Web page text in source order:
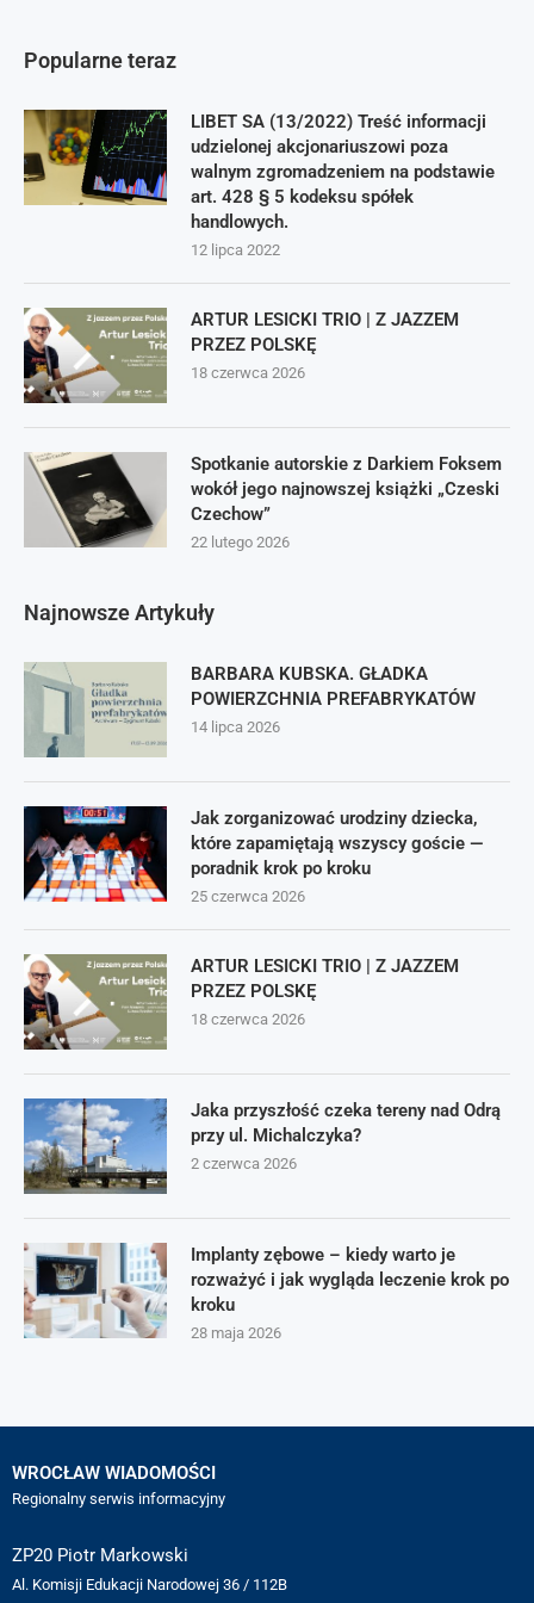
Popularne teraz
LIBET SA (13/2022) Treść informacji
udzielonej akcjonariuszowi poza
walnym zgromadzeniem na podstawie
art. 428 § 5 kodeksu spółek
handlowych.
12 lipca 2022
ARTUR LESICKI TRIO | Z JAZZEM
PRZEZ POLSKĘ
18 czerwca 2026
Spotkanie autorskie z Darkiem Foksem
wokół jego najnowszej książki „Czeski
Czechow”
22 lutego 2026
Najnowsze Artykuły
BARBARA KUBSKA. GŁADKA
POWIERZCHNIA PREFABRYKATÓW
14 lipca 2026
Jak zorganizować urodziny dziecka,
które zapamiętają wszyscy goście —
poradnik krok po kroku
25 czerwca 2026
ARTUR LESICKI TRIO | Z JAZZEM
PRZEZ POLSKĘ
18 czerwca 2026
Jaka przyszłość czeka tereny nad Odrą
przy ul. Michalczyka?
2 czerwca 2026
Implanty zębowe – kiedy warto je
rozważyć i jak wygląda leczenie krok po
kroku
28 maja 2026
WROCŁAW WIADOMOŚCI
Regionalny serwis informacyjny
ZP20 Piotr Markowski
Al. Komisji Edukacji Narodowej 36 / 112B